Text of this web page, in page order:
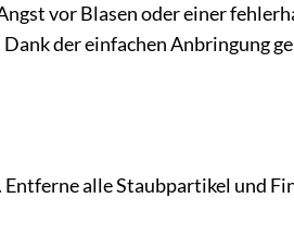
vor Blasen oder einer
der einfachen Anbringung
alle Staubpartikel und